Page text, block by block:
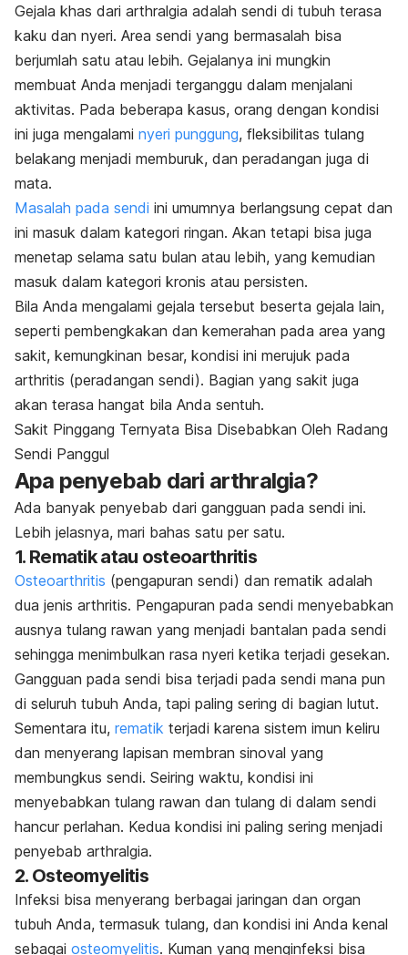
Gejala khas dari arthralgia adalah sendi di tubuh terasa
kaku dan nyeri. Area sendi yang bermasalah bisa
berjumlah satu atau lebih. Gejalanya ini mungkin
membuat Anda menjadi terganggu dalam menjalani
aktivitas. Pada beberapa kasus, orang dengan kondisi
ini juga mengalami nyeri punggung, fleksibilitas tulang
belakang menjadi memburuk, dan peradangan juga di
mata.
Masalah pada sendi ini umumnya berlangsung cepat dan
ini masuk dalam kategori ringan. Akan tetapi bisa juga
menetap selama satu bulan atau lebih, yang kemudian
masuk dalam kategori kronis atau persisten.
Bila Anda mengalami gejala tersebut beserta gejala lain,
seperti pembengkakan dan kemerahan pada area yang
sakit, kemungkinan besar, kondisi ini merujuk pada
arthritis (peradangan sendi). Bagian yang sakit juga
akan terasa hangat bila Anda sentuh.
Sakit Pinggang Ternyata Bisa Disebabkan Oleh Radang
Sendi Panggul
Apa penyebab dari arthralgia?
Ada banyak penyebab dari gangguan pada sendi ini.
Lebih jelasnya, mari bahas satu per satu.
1. Rematik atau osteoarthritis
Osteoarthritis (pengapuran sendi) dan rematik adalah
dua jenis arthritis. Pengapuran pada sendi menyebabkan
ausnya tulang rawan yang menjadi bantalan pada sendi
sehingga menimbulkan rasa nyeri ketika terjadi gesekan.
Gangguan pada sendi bisa terjadi pada sendi mana pun
di seluruh tubuh Anda, tapi paling sering di bagian lutut.
Sementara itu, rematik terjadi karena sistem imun keliru
dan menyerang lapisan membran sinoval yang
membungkus sendi. Seiring waktu, kondisi ini
menyebabkan tulang rawan dan tulang di dalam sendi
hancur perlahan. Kedua kondisi ini paling sering menjadi
penyebab arthralgia.
2. Osteomyelitis
Infeksi bisa menyerang berbagai jaringan dan organ
tubuh Anda, termasuk tulang, dan kondisi ini Anda kenal
sebagai osteomyelitis. Kuman yang menginfeksi bisa